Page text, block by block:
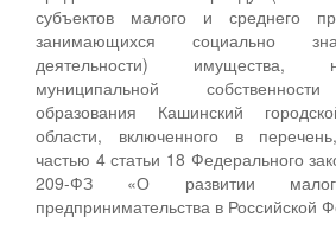
субъектов малого и среднего
занимающихся социально
деятельности) имущества,
муниципальной
образования Кашинский
области, включенного в
частью 4 статьи 18 Федерального
209-ФЗ «О развитии
предпринимательства в Российской